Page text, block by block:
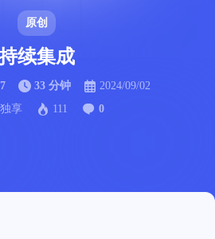
原创
续集成
33 分钟
2024/09/02
享
111 0